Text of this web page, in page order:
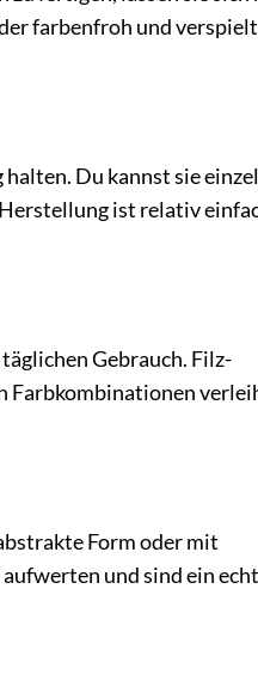
farbenfroh und
Du kannst sie
ist relativ
Gebrauch. Filz-
Farbkombinationen
Form oder mit
und sind ein